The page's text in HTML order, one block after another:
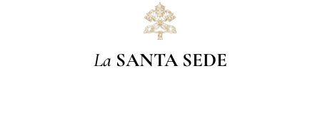
La SANTA SEDE